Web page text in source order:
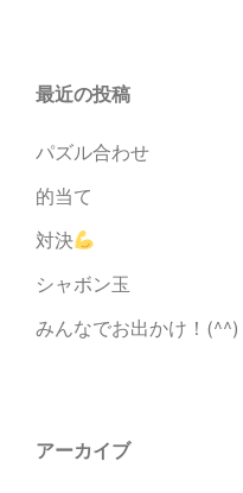
ョ
ン
最近の投稿
パズル合わせ
的当て
対決
シャボン玉
みんなでお出かけ！(^^)
アーカイブ